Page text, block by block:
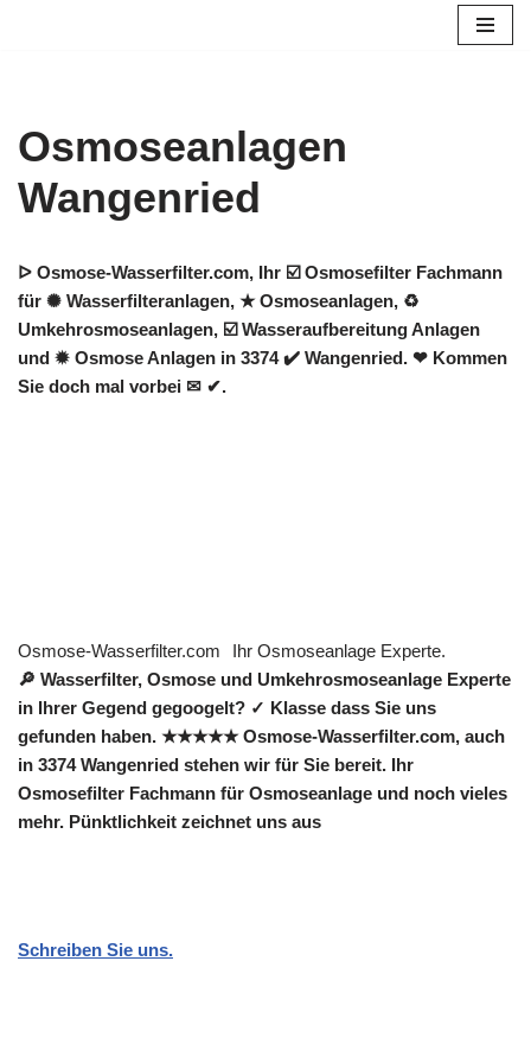
Osmoseanlagen
Wangenried
ᐅ Osmose-Wasserfilter.com, Ihr ☑️ Osmosefilter Fachmann
für ✺ Wasserfilteranlagen, ★ Osmoseanlagen, ♻
Umkehrosmoseanlagen, ☑️ Wasseraufbereitung Anlagen
und ✹ Osmose Anlagen in 3374 ✔️ Wangenried. ❤ Kommen
Sie doch mal vorbei ✉ ✔.
Osmose-Wasserfilter.com
Ihr Osmoseanlage Experte.
🔎 Wasserfilter, Osmose und Umkehrosmoseanlage Experte
in Ihrer Gegend gegoogelt? ✓ Klasse dass Sie uns
gefunden haben. ★★★★★ Osmose-Wasserfilter.com, auch
in 3374 Wangenried stehen wir für Sie bereit. Ihr
Osmosefilter Fachmann für Osmoseanlage und noch vieles
mehr. Pünktlichkeit zeichnet uns aus
Schreiben Sie uns.